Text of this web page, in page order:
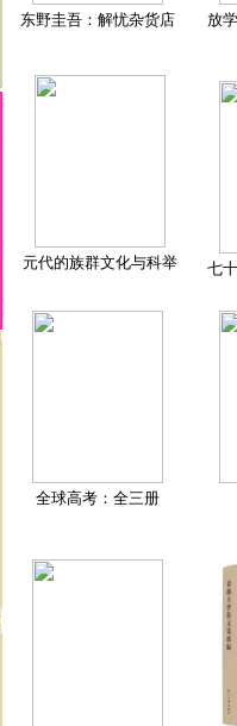
东野圭吾：解忧杂货店 放
元代的族群文化与科举 七
全球高考：全三册